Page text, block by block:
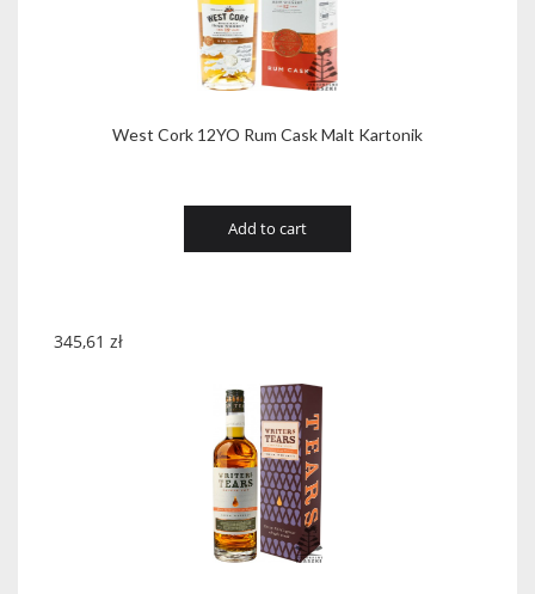
West Cork 12YO Rum Cask Malt Kartonik
Add to cart
345,61 zł